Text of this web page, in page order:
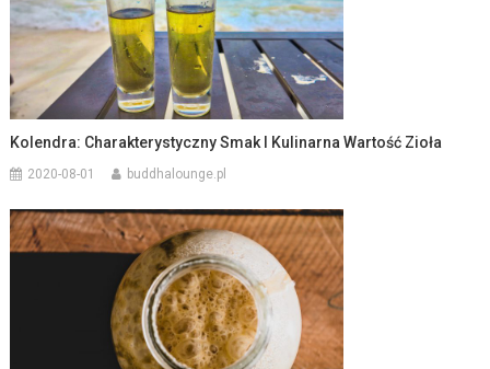
Kolendra: Charakterystyczny Smak I Kulinarna Wartość Zioła
2020-08-01 buddhalounge.pl